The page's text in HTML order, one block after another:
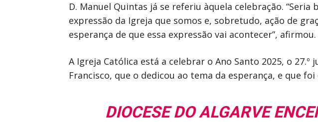
D. Manuel Quintas já se referiu àquela celebração.
expressão da Igreja que somos e, sobretudo, ação de
esperança de que essa expressão vai acontecer”, afirmou.
A Igreja Católica está a celebrar o Ano Santo 2025, o
Francisco, que o dedicou ao tema da esperança, e que
DIOCESE DO ALGARVE